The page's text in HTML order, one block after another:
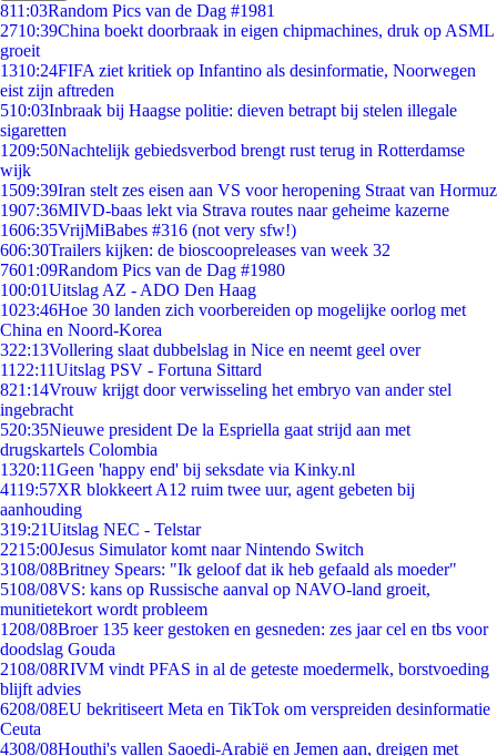
811:03Random Pics van de Dag #1981
2710:39China boekt doorbraak in eigen chipmachines, druk op ASML
groeit
1310:24FIFA ziet kritiek op Infantino als desinformatie, Noorwegen
eist zijn aftreden
510:03Inbraak bij Haagse politie: dieven betrapt bij stelen illegale
sigaretten
1209:50Nachtelijk gebiedsverbod brengt rust terug in Rotterdamse
wijk
1509:39Iran stelt zes eisen aan VS voor heropening Straat van Hormuz
1907:36MIVD-baas lekt via Strava routes naar geheime kazerne
1606:35VrijMiBabes #316 (not very sfw!)
606:30Trailers kijken: de bioscoopreleases van week 32
7601:09Random Pics van de Dag #1980
100:01Uitslag AZ - ADO Den Haag
1023:46Hoe 30 landen zich voorbereiden op mogelijke oorlog met
China en Noord-Korea
322:13Vollering slaat dubbelslag in Nice en neemt geel over
11 22:11Uitslag PSV - Fortuna Sittard
821:14Vrouw krijgt door verwisseling het embryo van ander stel
ingebracht
520:35Nieuwe president De la Espriella gaat strijd aan met
drugskartels Colombia
1320:11Geen 'happy end' bij seksdate via Kinky.nl
4119:57XR blokkeert A12 ruim twee uur, agent gebeten bij
aanhouding
319:21Uitslag NEC - Telstar
2215:00Jesus Simulator komt naar Nintendo Switch
3108/08Britney Spears: "Ik geloof dat ik heb gefaald als moeder"
5108/08VS: kans op Russische aanval op NAVO-land groeit,
munitietekort wordt probleem
1208/08Broer 135 keer gestoken en gesneden: zes jaar cel en tbs voor
doodslag Gouda
2108/08RIVM vindt PFAS in al de geteste moedermelk, borstvoeding
blijft advies
6208/08EU bekritiseert Meta en TikTok om verspreiden desinformatie
Ceuta
4308/08Houthi's vallen Saoedi-Arabië en Jemen aan, dreigen met